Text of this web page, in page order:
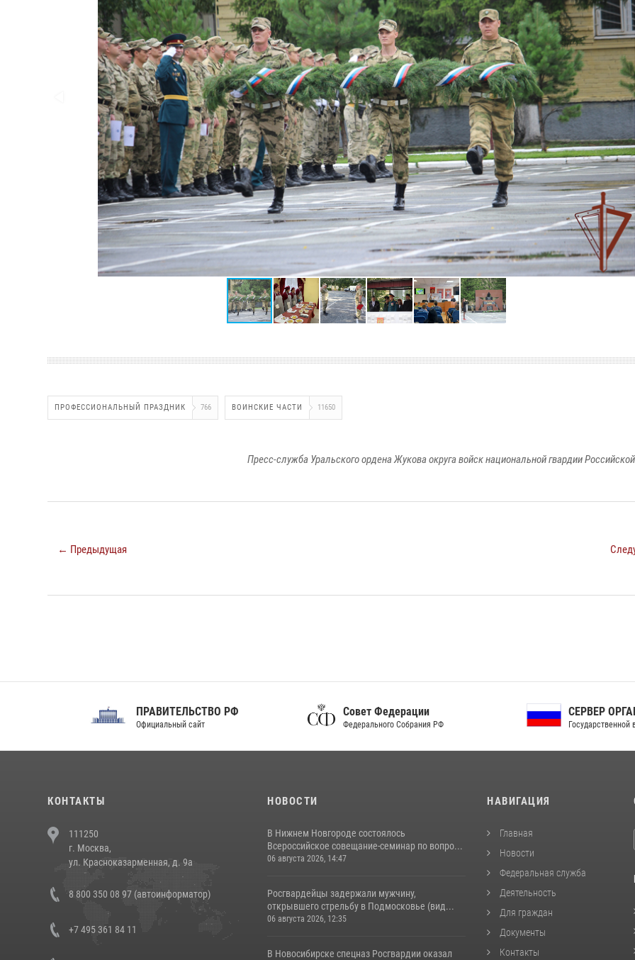
ПРОФЕССИОНАЛЬНЫЙ ПРАЗДНИК 766 ВОИНСКИЕ ЧАСТИ 11650
Пресс-служба Уральского ордена Жукова округа войск национальной гвардии
← Предыдущая
ПРАВИТЕЛЬСТВО РФ
Официальный сайт
Совет Федерации
Федерального Собрания РФ
СЕРВЕР ОРГАНОВ
Государственной власти РФ
КОНТАКТЫ
111250
г. Москва,
ул. Красноказарменная, д. 9а
8 800 350 08 97 (автоинформатор)
+7 495 361 84 11
НОВОСТИ
В Нижнем Новгороде состоялось
Всероссийское совещание-семинар по вопро...
06 августа 2026, 14:47
Росгвардейцы задержали мужчину,
открывшего стрельбу в Подмосковье (вид...
06 августа 2026, 12:35
В Новосибирске спецназ Росгвардии оказал
НАВИГАЦИЯ
Главная
Новости
Федеральная служба
Деятельность
Для граждан
Документы
Контакты